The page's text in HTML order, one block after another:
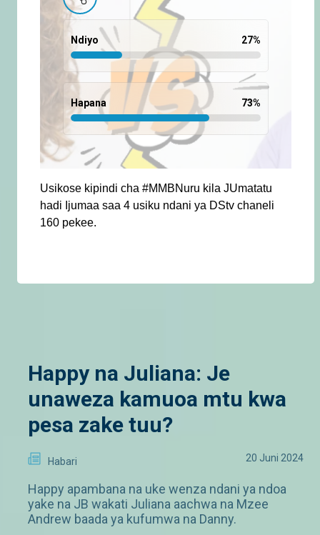
Ndiyo 27%
Hapana 73%
Usikose kipindi cha #MMBNuru kila JUmatatu
hadi Ijumaa saa 4 usiku ndani ya DStv chaneli
160 pekee.
Happy na Juliana: Je
unaweza kamuoa mtu kwa
pesa zake tuu?
Habari 20 Juni 2024
Happy apambana na uke wenza ndani ya ndoa
yake na JB wakati Juliana aachwa na Mzee
Andrew baada ya kufumwa na Danny.